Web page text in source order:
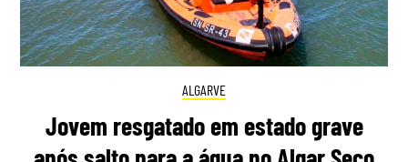
ALGARVE
Jovem resgatado em estado grave